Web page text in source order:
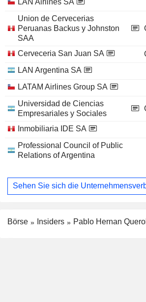
Union de Cervecerias
Peruanas Backus y Johnston
SAA
Cerveceria San Juan SA
LAN Argentina SA
LATAM Airlines Group SA
Universidad de Ciencias
Empresariales y Sociales
Inmobiliaria IDE SA
Professional Council of Public
Relations of Argentina
Sehen Sie sich die
Börse Insiders Pablo Hernan Querol